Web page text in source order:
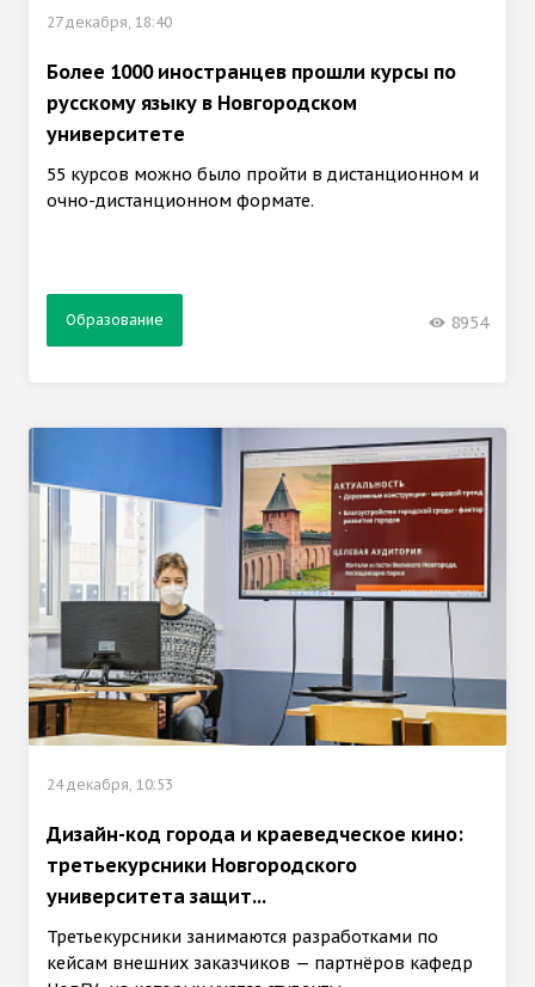
27 декабря, 18:40
Более 1000 иностранцев прошли курсы по
русскому языку в Новгородском
университете
55 курсов можно было пройти в дистанционном и
очно-дистанционном формате.
Образование 8954
24 декабря, 10:53
Дизайн-код города и краеведческое кино:
третьекурсники Новгородского
университета защит...
Третьекурсники занимаются разработками по
кейсам внешних заказчиков — партнёров кафедр